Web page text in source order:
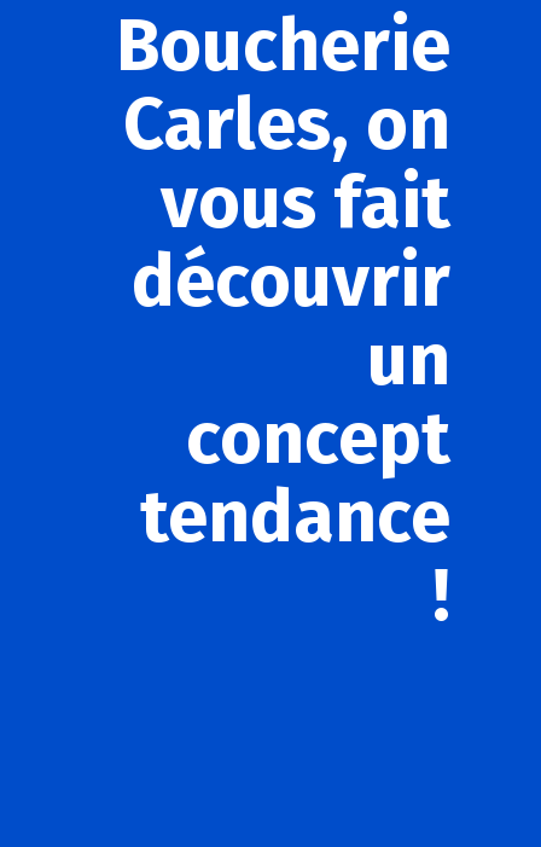
Boucherie
Carles, on
vous fait
découvrir
un
concept
tendance
!